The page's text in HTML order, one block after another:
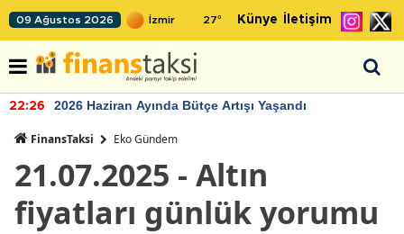
09 Ağustos 2026 27° Künye İletişim
22:26 2026 Haziran Ayında Bütçe Artışı Yaşandı
FinansTaksi Eko Gündem
21.07.2025 - Altın
fiyatları günlük yorumu